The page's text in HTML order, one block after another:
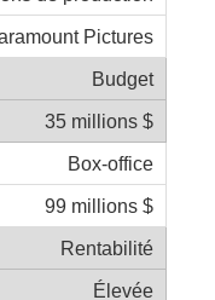
Pictures
Budget
35 millions $
Box-office
99 millions $
Rentabilité
Élevée